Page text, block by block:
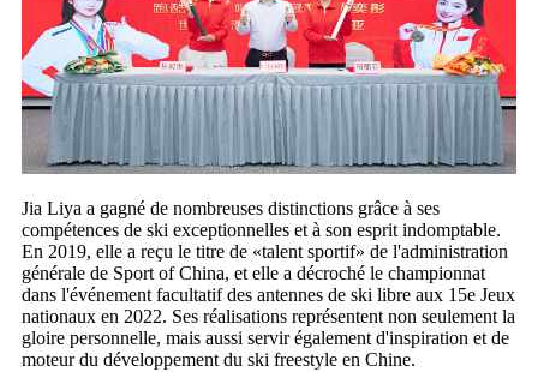
Jia Liya a gagné de nombreuses distinctions grâce à ses
compétences de ski exceptionnelles et à son esprit indomptable.
En 2019, elle a reçu le titre de «talent sportif» de l'administration
générale de Sport of China, et elle a décroché le championnat
dans l'événement facultatif des antennes de ski libre aux 15e Jeux
nationaux en 2022. Ses réalisations représentent non seulement la
gloire personnelle, mais aussi servir également d'inspiration et de
moteur du développement du ski freestyle en Chine.